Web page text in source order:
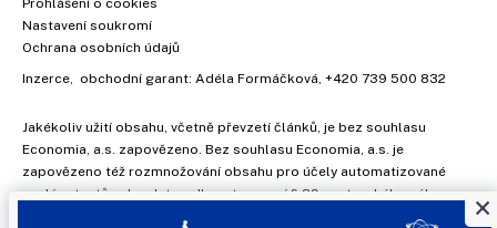
Nastavení soukromí
Ochrana osobních údajů
Inzerce , obchodní garant: Adéla Formáčková +420 739 500 832
Jakékoliv užití obsahu, včetně převzetí článků, je bez souhlasu
Economia, a.s. zapovězeno. Bez souhlasu Economia, a.s. je
zapovězeno též rozmnožování obsahu pro účely automatizované
analýzy textů nebo dat podle ustanovení § 39c autorského zákona.
×